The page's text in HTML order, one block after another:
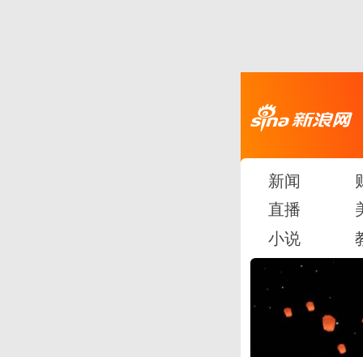
新闻
直播
小说